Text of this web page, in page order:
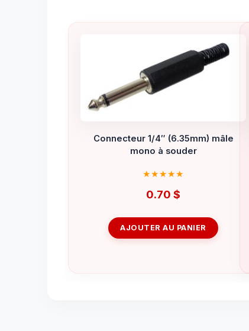
Connecteur 1/4″ (6.35mm) mâle
mono à souder
0.70 $
AJOUTER AU PANIER